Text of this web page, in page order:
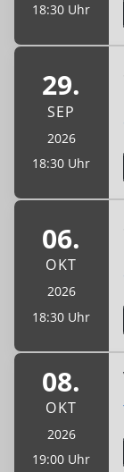
18:30 Uhr
29.
SEP
2026
18:30 Uhr
06.
OKT
2026
18:30 Uhr
08.
OKT
2026
19:00 Uhr